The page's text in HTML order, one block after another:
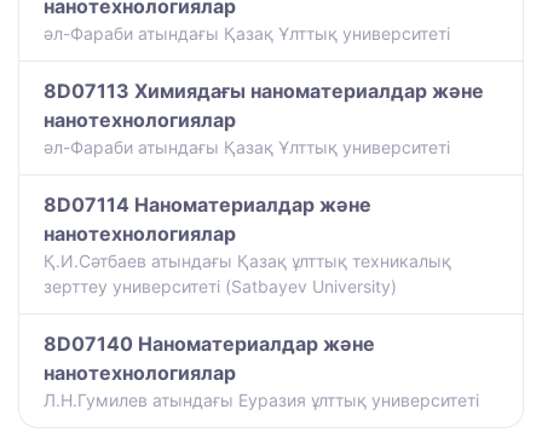
нанотехнологиялар
әл-Фараби атындағы Қазақ Ұлттық университеті
8D07113 Химиядағы наноматериалдар және
нанотехнологиялар
әл-Фараби атындағы Қазақ Ұлттық университеті
8D07114 Наноматериалдар және
нанотехнологиялар
Қ.И.Сәтбаев атындағы Қазақ ұлттық техникалық
зерттеу университеті (Satbayev University)
8D07140 Наноматериалдар және
нанотехнологиялар
Л.Н.Гумилев атындағы Еуразия ұлттық университеті